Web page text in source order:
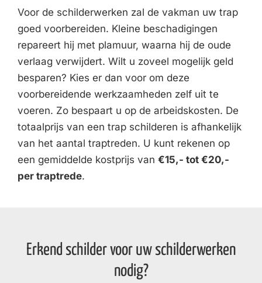
Voor de schilderwerken zal de vakman uw trap
goed voorbereiden. Kleine beschadigingen
repareert hij met plamuur, waarna hij de oude
verlaag verwijdert. Wilt u zoveel mogelijk geld
besparen? Kies er dan voor om deze
voorbereidende werkzaamheden zelf uit te
voeren. Zo bespaart u op de arbeidskosten. De
totaalprijs van een trap schilderen is afhankelijk
van het aantal traptreden. U kunt rekenen op
een gemiddelde kostprijs van €15,- tot €20,-
per traptrede.
Erkend schilder voor uw schilderwerken
nodig?